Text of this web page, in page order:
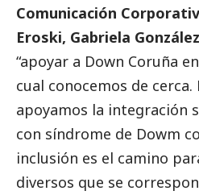
Comunicación
Eroski, Gabriela González
“apoyar a Down Coruña
cual conocemos de cerca.
apoyamos la integración
con síndrome de Dowm
inclusión es el camino
diversos que se